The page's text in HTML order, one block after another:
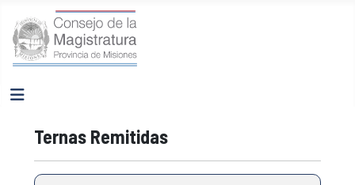
Ternas Remitidas